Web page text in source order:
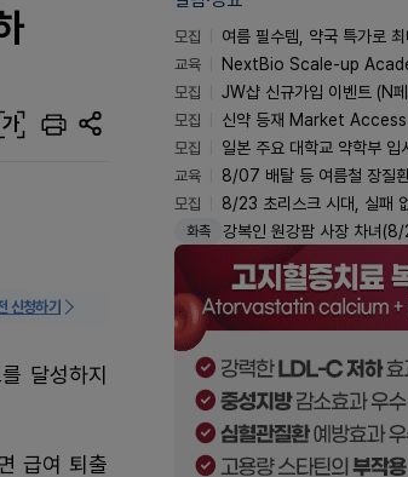
가
신청하기
달성하지
급여 퇴출
모집
여름 필수템, 약국 특가로
교육
NextBio Scale-up
모집
JW샵 신규가입 이벤트 (N
모집
신약 등재 Market
모집
일본 주요 대학교 약학부 입
교육
8/07 배탈 등 여름철 장질
모집
8/23 초리스크 시대, 실패
화촉 강복인 원강팜 사장 차녀